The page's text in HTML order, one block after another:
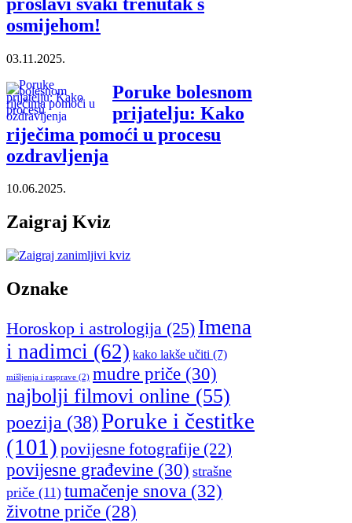
osmijehom!
03.11.2025.
Poruke bolesnom
prijatelju: Kako
riječima pomoći u procesu
ozdravljenja
10.06.2025.
Zaigraj Kviz
Oznake
Horoskop i astrologija (25) Imena
i nadimci (62) kako lakše učiti (7)
mišljenja i rasprave (2) mudre priče (30)
najbolji filmovi online (55)
poezija (38)Poruke i čestitke
(101) povijesne fotografije (22)
povijesne građevine (30) strašne
priče (11) tumačenje snova (32)
životne priče (28)